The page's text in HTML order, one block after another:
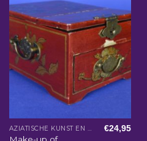
AZIATISCHE KUNST EN WOONACCESSOIRES
Make-up of
€24,95